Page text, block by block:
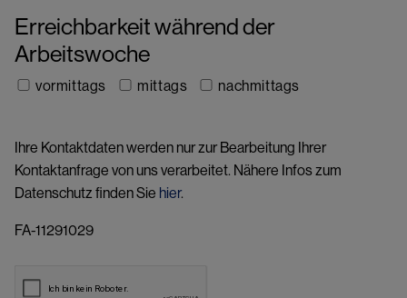
Erreichbarkeit während der
Arbeitswoche
vormittags mittags nachmittags
Ihre Kontaktdaten werden nur zur Bearbeitung Ihrer
Kontaktanfrage von uns verarbeitet. Nähere Infos zum
Datenschutz finden Sie hier.
FA-11291029